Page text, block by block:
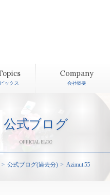
ックス
Company
会社概要
公式ブログ
OFFICIAL BLOG
公式ブログ(過去分) Azimut 55